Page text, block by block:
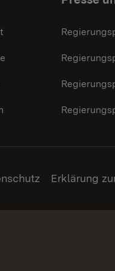
Erklärung